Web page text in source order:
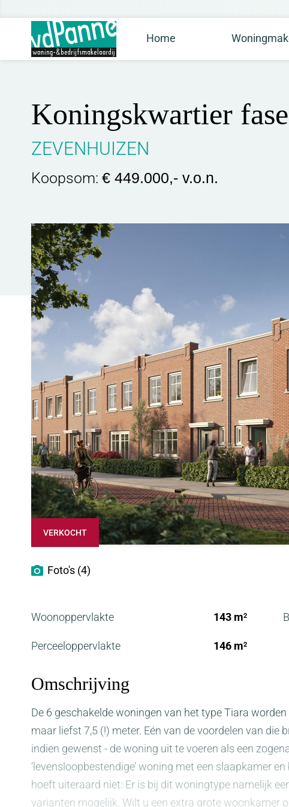
Home
Koningskwartier
ZEVENHUIZEN
Koopsom: € 449.000,- v.o.n.
VERKOCHT
Foto's (4)
Woonoppervlakte 143 m2
Perceeloppervlakte 146 m2
Omschrijving
De 6 geschakelde woningen van het type Tiara
maar liefst 7,5 (!) meter. Eén van de voordelen van die
indien gewenst - de woning uit te voeren als een
‘levensloopbestendige’ woning met een slaapkamer
hoeft uiteraard niet: Er is bij dit woningtype namelijk
varianten mogelijk. Wilt u een extra grote woonkamer